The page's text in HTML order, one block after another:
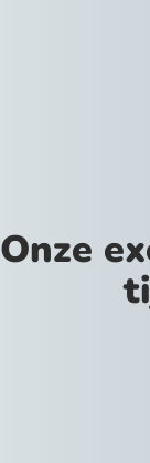
Onze